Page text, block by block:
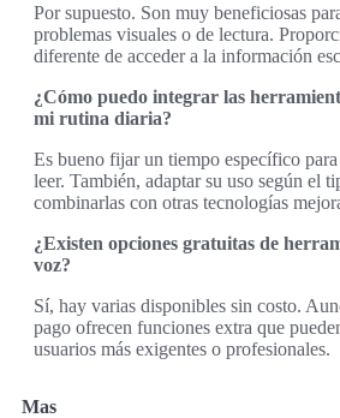
Por supuesto. Son muy beneficiosas
problemas visuales o de lectura.
diferente de acceder a la información
¿Cómo puedo integrar las
mi rutina diaria?
Es bueno fijar un tiempo específico
leer. También, adaptar su uso según el
combinarlas con otras tecnologías
¿Existen opciones gratuitas de
voz?
Sí, hay varias disponibles sin costo.
pago ofrecen funciones extra que
usuarios más exigentes o profesionales.
Mas